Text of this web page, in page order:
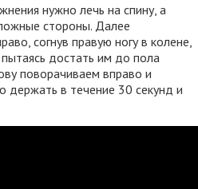
нужно лечь на спину, а
стороны. Далее
согнув правую ногу в колене,
достать им до пола
поворачиваем вправо и
держать в течение 30 секунд и